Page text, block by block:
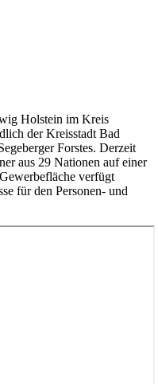
Holstein im Kreis
der Kreisstadt Bad
Forstes. Derzeit
aus 29 Nationen auf einer
verfügt
für den Personen- und